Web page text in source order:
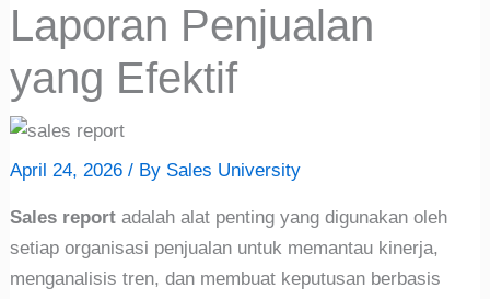
Laporan Penjualan
yang Efektif
April 24, 2026/ By Sales University
Sales report adalah alat penting yang digunakan oleh
setiap organisasi penjualan untuk memantau kinerja,
menganalisis tren, dan membuat keputusan berbasis